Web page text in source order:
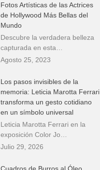
Fotos Artísticas de las Actrices
de Hollywood Más Bellas del
Mundo
Descubre la verdadera belleza
capturada en esta…
Agosto 25, 2023
Los pasos invisibles de la
memoria: Leticia Marotta Ferrari
transforma un gesto cotidiano
en un símbolo universal
Leticia Marotta Ferrari en la
exposición Color Jo…
Julio 29, 2026
Cuadros de Burros al Óleo